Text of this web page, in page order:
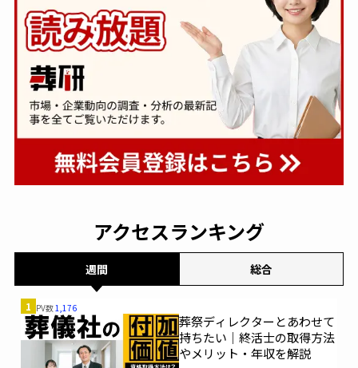
こころネット あいネットグループ
馬九行(うまくいく)株式会社 あいネットホール
株式会社出雲殿互助会
あいネットコーポレーション 平安会館
レクスト 防長互助センター
クラトモビルメイク
株式会社横須賀冠婚葬祭互助会 ニチリョク
防府典礼会館
大阪祭典 イズモホール 株式会社平安
アクセスランキング
週間 総合
1 PV数1,176
葬祭ディレクターとあわせて
持ちたい｜終活士の取得方法
やメリット・年収を解説